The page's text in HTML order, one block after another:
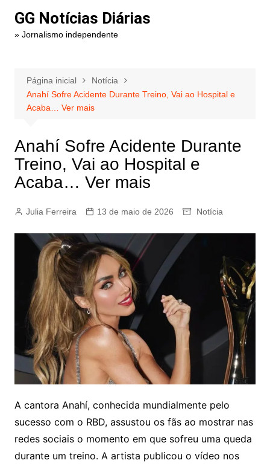
paraGG Notícias Diárias
» Jornalismo independente
Página inicial
Notícia
Anahí Sofre Acidente Durante Treino, Vai ao Hospital e
Acaba… Ver mais
Anahí Sofre Acidente Durante
Treino, Vai ao Hospital e
Acaba… Ver mais
Julia Ferreira 13 de maio de 2026 Notícia
A cantora Anahí, conhecida mundialmente pelo
sucesso com o RBD, assustou os fãs ao mostrar nas
redes sociais o momento em que sofreu uma queda
durante um treino. A artista publicou o vídeo nos